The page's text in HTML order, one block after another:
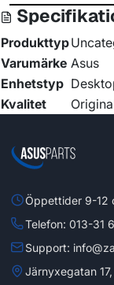
Produkttyp
Varumärke Asus
Enhetstyp
Kvalitet
Öppettider 9-12
Telefon: 013-31
Support:
Järnyxegatan